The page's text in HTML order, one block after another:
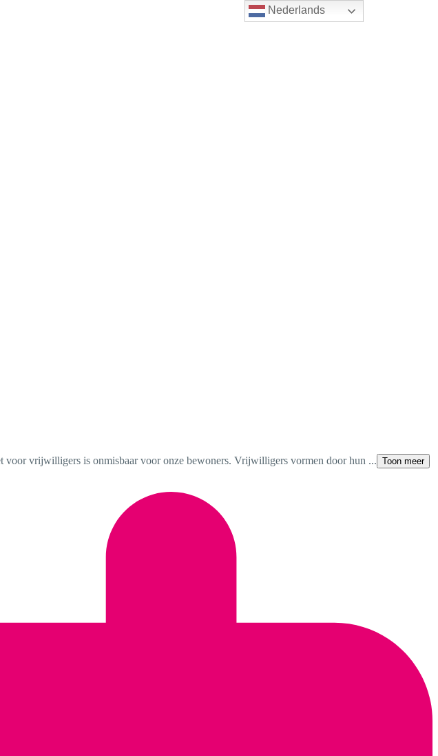
Nederlands
voor vrijwilligers is onmisbaar voor onze bewoners. Vrijwilligers vormen door hun ... Toon meer